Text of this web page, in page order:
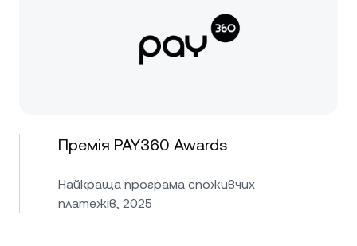
Премія PAY360 Awards
Найкраща програма споживчих
платежів, 2025